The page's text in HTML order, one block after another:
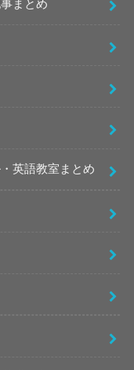
まとめ
英語教室まとめ